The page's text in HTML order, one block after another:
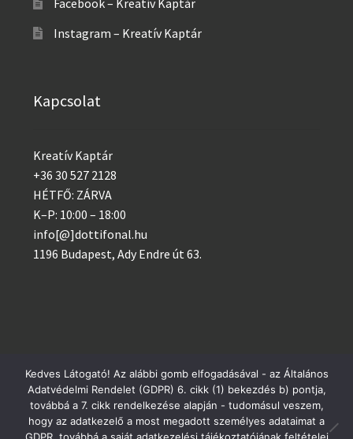
Postai csomagküldés szerdánként, GLS minden nap!
Bezárás
Instagram – Kreatív Kaptár
Kapcsolat
Kreatív Kaptár
+36 30 527 2128
HÉTFŐ: ZÁRVA
K–P: 10:00 – 18:00
info[@]dottifonal.hu
1196 Budapest, Ady Endre út 63.
© 2014 - 2023 Kreatív Kaptár
Adatvédelem
Kedves Látogató! Az alábbi gomb elfogadásával - az Általános
Adatvédelmi Rendelet (GDPR) 6. cikk (1) bekezdés b) pontja,
továbbá a 7. cikk rendelkezése alapján - tudomásul veszem,
hogy az adatkezelő a most megadott személyes adataimat a